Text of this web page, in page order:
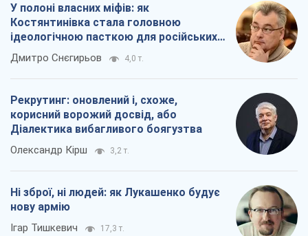
У полоні власних міфів: як
Костянтинівка стала головною
ідеологічною пасткою для російських
окупантів
Дмитро Снєгирьов 4,0 т.
Рекрутинг: оновлений і, схоже,
корисний ворожий досвід, або
Діалектика вибагливого боягузтва
Олександр Кірш 3,2 т.
Ні зброї, ні людей: як Лукашенко будує
нову армію
Ігар Тишкевич 17,3 т.